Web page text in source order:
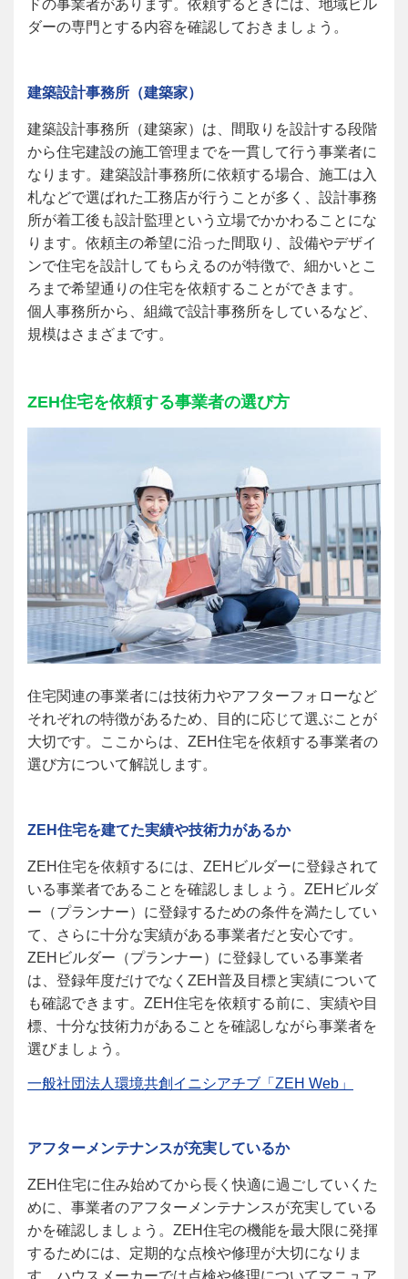
ドの事業者があります。依頼するときには、地域ビル
ダーの専門とする内容を確認しておきましょう。
建築設計事務所（建築家）
建築設計事務所（建築家）は、間取りを設計する段階
から住宅建設の施工管理までを一貫して行う事業者に
なります。建築設計事務所に依頼する場合、施工は入
札などで選ばれた工務店が行うことが多く、設計事務
所が着工後も設計監理という立場でかかわることにな
ります。依頼主の希望に沿った間取り、設備やデザイ
ンで住宅を設計してもらえるのが特徴で、細かいとこ
ろまで希望通りの住宅を依頼することができます。
個人事務所から、組織で設計事務所をしているなど、
規模はさまざまです。
ZEH住宅を依頼する事業者の選び方
住宅関連の事業者には技術力やアフターフォローなど
それぞれの特徴があるため、目的に応じて選ぶことが
大切です。ここからは、ZEH住宅を依頼する事業者の
選び方について解説します。
ZEH住宅を建てた実績や技術力があるか
ZEH住宅を依頼するには、ZEHビルダーに登録されて
いる事業者であることを確認しましょう。ZEHビルダ
ー（プランナー）に登録するための条件を満たしてい
て、さらに十分な実績がある事業者だと安心です。
ZEH ビルダー（プランナー）に登録している事業者
は、登録年度だけでなくZEH普及目標と実績について
も確認できます。ZEH住宅を依頼する前に、実績や目
標、十分な技術力があることを確認しながら事業者を
選びましょう。
一般社団法人環境共創イニシアチブ「ZEH Web」
アフターメンテナンスが充実しているか
ZEH住宅に住み始めてから長く快適に過ごしていくた
めに、事業者のアフターメンテナンスが充実している
かを確認しましょう。ZEH住宅の機能を最大限に発揮
するためには、定期的な点検や修理が大切になりま
す。ハウスメーカーでは点検や修理についてマニュア